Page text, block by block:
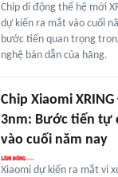
Chip di động thế hệ mới
dự kiến ra mắt vào cuối
bước tiến quan trọng
nghệ bán dẫn của hãng.
Chip Xiaomi
3nm: Bước tiến tự
vào cuối năm nay
Xiaomi dự kiến ra mắt vi